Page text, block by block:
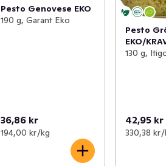
Pesto Genovese EKO
190 g, Garant Eko
36,86 kr
194,00 kr /kg
Pesto
EKO/
130 g,
42,95 kr
330,38 kr